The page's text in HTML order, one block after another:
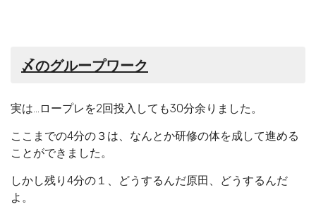
〆のグループワーク
実は…ロープレを2回投入しても30分余りました。
ここまでの4分の３は、なんとか研修の体を成して進める
ことができました。
しかし残り4分の１、どうするんだ原田、どうするんだ
よ。